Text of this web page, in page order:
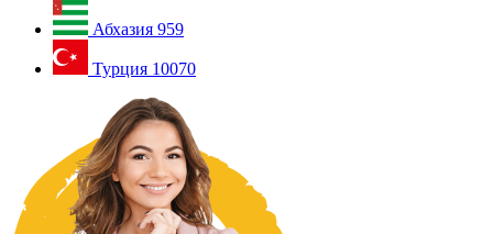
Абхазия 959
Турция 10070